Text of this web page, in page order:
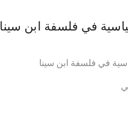
في فلسفة ابن سينا
في فلسفة ابن سينا